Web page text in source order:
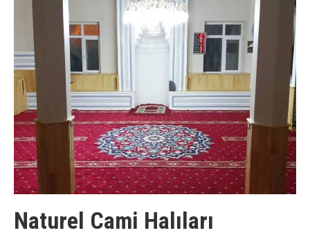
Naturel Cami Halıları